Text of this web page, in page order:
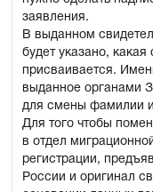
заявления.
В выданном
будет указано,
присваивается.
выданное органами
для смены фамилии
Для того чтобы
в отдел
регистрации,
России и оригинал